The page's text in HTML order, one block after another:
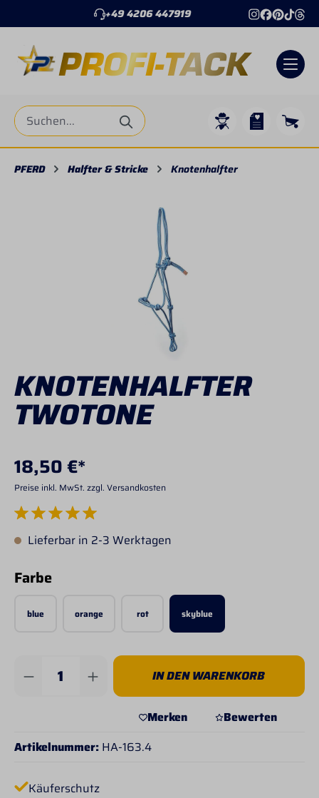
+49 4206 447919
PFERD Halfter & Stricke Knotenhalfter
KNOTENHALFTER
TWOTONE
18,50 €*
Preise inkl. MwSt. zzgl. Versandkosten
Durchschnittliche Bewertung von 5 von 5 Sternen
Lieferbar in 2-3 Werktagen
Farbeauswählen
blue orange rot skyblue
Produkt Anzahl: Gib den gewünschten
IN DEN WARENKORB
Merken
Bewerten
Artikelnummer: HA-163.4
Käuferschutz